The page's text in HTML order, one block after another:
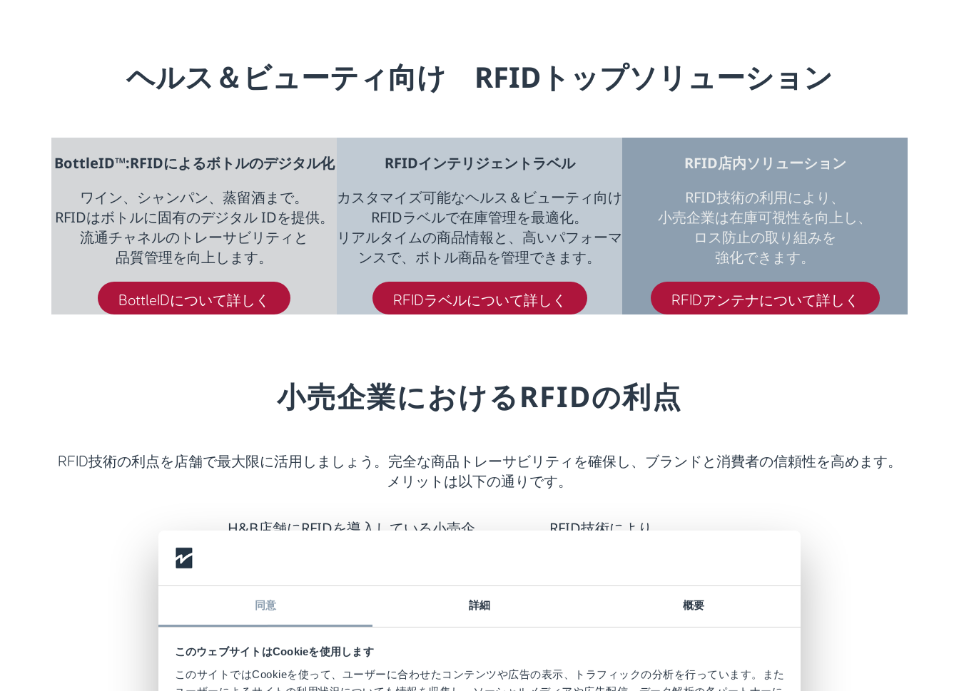
同意 詳細 概要
このウェブサイトはCookieを使用します
このサイトではCookieを使って、ユーザーに合わせたコンテンツや広告の表示、トラフィックの分析を行っています。また
ヘルス＆ビューティ向け RFIDトップソリューション
BottleID™:RFIDによるボトルのデジタル化
ワイン、シャンパン、蒸留酒まで。
RFIDはボトルに固有のデジタル IDを提供。
流通チャネルのトレーサビリティと
品質管理を向上します。
BottleIDについて詳しく
RFIDインテリジェントラベル
カスタマイズ可能なヘルス＆ビューティ向け
RFIDラベルで在庫管理を最適化。
リアルタイムの商品情報と、高いパフォーマ
ンスで、ボトル商品を管理できます。
RFIDラベルについて詳しく
RFID店内ソリューション
RFID技術の利用により、
小売企業は在庫可視性を向上し、
ロス防止の取り組みを
強化できます。
RFIDアンテナについて詳しく
小売企業におけるRFIDの利点
RFID技術の利点を店舗で最大限に活用しましょう。完全な商品トレーサビリティを確保し、ブランドと消費者の信頼性を高めます。
メリットは以下の通りです。
H&B店舗にRFIDを導入している小売企
RFID技術により、
リアルタイムのデータ統合により、